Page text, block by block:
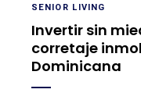
SENIOR LIVING
Invertir sin
corretaje
Dominicana